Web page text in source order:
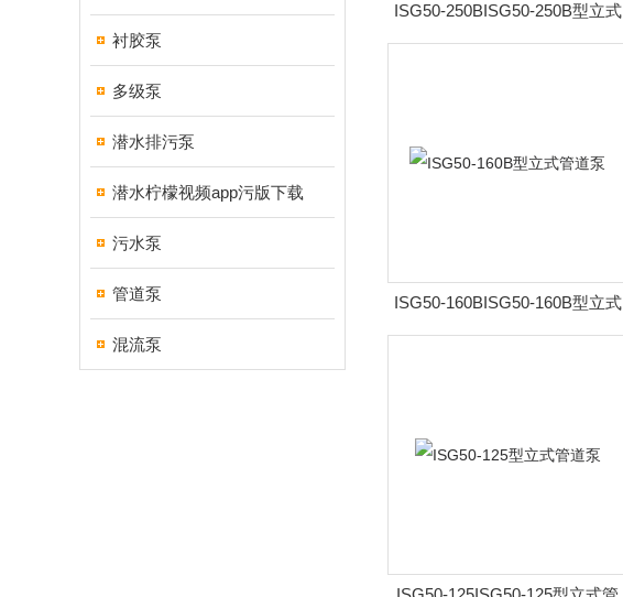
衬胶泵
多级泵
潜水排污泵
潜水柠檬视频app污版下载
污水泵
管道泵
混流泵
ISG50-250BISG50-250B型立式
管道泵
ISG50-160BISG50-160B型立式
管道泵